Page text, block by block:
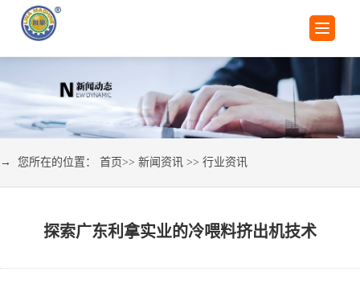
→ 您所在的位置： 首页>> 新闻资讯 >> 行业资讯
探索广东利拿实业的冷喂料挤出机技术